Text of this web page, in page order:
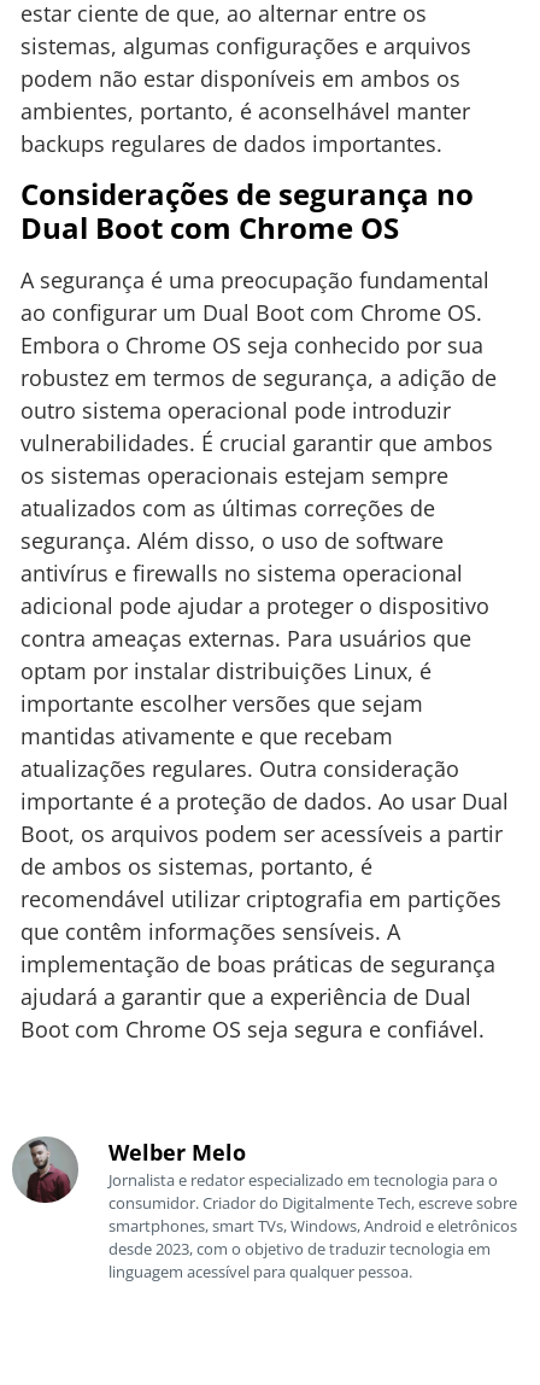
estar ciente de que, ao alternar entre os
sistemas, algumas configurações e arquivos
podem não estar disponíveis em ambos os
ambientes, portanto, é aconselhável manter
backups regulares de dados importantes.
Considerações de segurança no
Dual Boot com Chrome OS
A segurança é uma preocupação fundamental
ao configurar um Dual Boot com Chrome OS.
Embora o Chrome OS seja conhecido por sua
robustez em termos de segurança, a adição de
outro sistema operacional pode introduzir
vulnerabilidades. É crucial garantir que ambos
os sistemas operacionais estejam sempre
atualizados com as últimas correções de
segurança. Além disso, o uso de software
antivírus e firewalls no sistema operacional
adicional pode ajudar a proteger o dispositivo
contra ameaças externas. Para usuários que
optam por instalar distribuições Linux, é
importante escolher versões que sejam
mantidas ativamente e que recebam
atualizações regulares. Outra consideração
importante é a proteção de dados. Ao usar Dual
Boot, os arquivos podem ser acessíveis a partir
de ambos os sistemas, portanto, é
recomendável utilizar criptografia em partições
que contêm informações sensíveis. A
implementação de boas práticas de segurança
ajudará a garantir que a experiência de Dual
Boot com Chrome OS seja segura e confiável.
Welber Melo
Jornalista e redator especializado em tecnologia para o
consumidor. Criador do Digitalmente Tech, escreve sobre
smartphones, smart TVs, Windows, Android e eletrônicos
desde 2023, com o objetivo de traduzir tecnologia em
linguagem acessível para qualquer pessoa.